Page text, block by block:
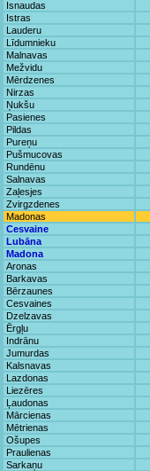
Isnaudas
Istras
Lauderu
Līdumnieku
Malnavas
Mežvidu
Mērdzenes
Nirzas
Ņukšu
Pasienes
Pildas
Pureņu
Pušmucovas
Rundēnu
Salnavas
Zaļesjes
Zvirgzdenes
Madonas
Cesvaine
Lubāna
Madona
Aronas
Barkavas
Bērzaunes
Cesvaines
Dzelzavas
Ērgļu
Indrānu
Jumurdas
Kalsnavas
Lazdonas
Liezēres
Ļaudonas
Mārcienas
Mētrienas
Ošupes
Praulienas
Sarkaņu